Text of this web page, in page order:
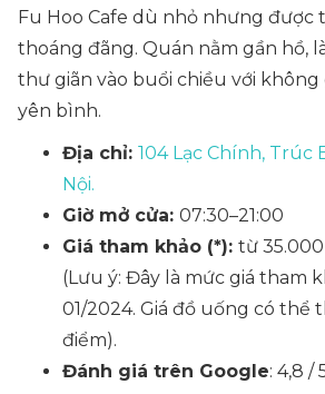
Fu Hoo Cafe dù nhỏ nhưng được
thoáng đãng. Quán nằm gần hồ,
thư giãn vào buổi chiều với không
yên bình.
Địa chỉ: 104 Lạc Chính, Trúc
Nội.
Giờ mở cửa: 07:30–21:00
Giá tham khảo (*): từ
(Lưu ý: Đây là mức giá tham
01/2024. Giá đồ uống có thể
điểm).
Đánh giá trên Google: 4,8 /